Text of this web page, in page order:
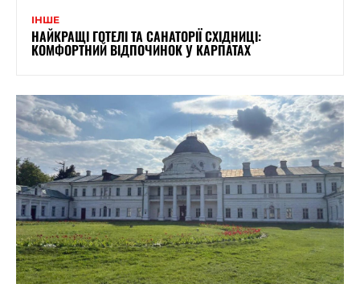
ІНШЕ
НАЙКРАЩІ ГОТЕЛІ ТА САНАТОРІЇ СХІДНИЦІ:
КОМФОРТНИЙ ВІДПОЧИНОК У КАРПАТАХ